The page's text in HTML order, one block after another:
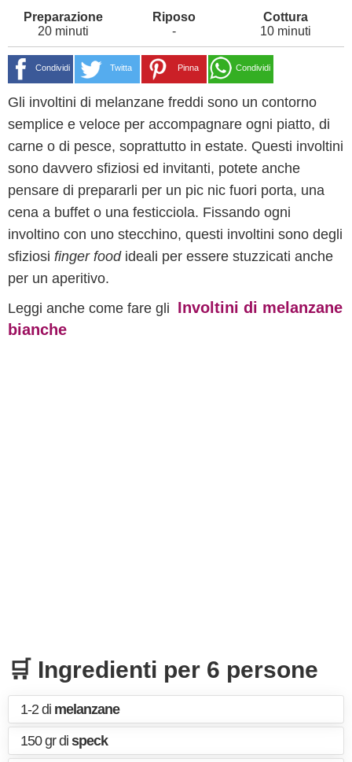
20 minuti - 10 minuti
Condividi Twitta Pinna Condividi
Gli involtini di melanzane freddi sono un contorno
semplice e veloce per accompagnare ogni piatto, di
carne o di pesce, soprattutto in estate. Questi involtini
sono davvero sfiziosi ed invitanti, potete anche
pensare di prepararli per un pic nic fuori porta, una
cena a buffet o una festicciola. Fissando ogni
involtino con uno stecchino, questi involtini sono degli
sfiziosi finger foodideali per essere stuzzicati anche
per un aperitivo.
Leggi anche come fare gli Involtini di melanzane
bianche
🛒 Ingredienti per 6 persone
1-2 di melanzane
150 gr di speck